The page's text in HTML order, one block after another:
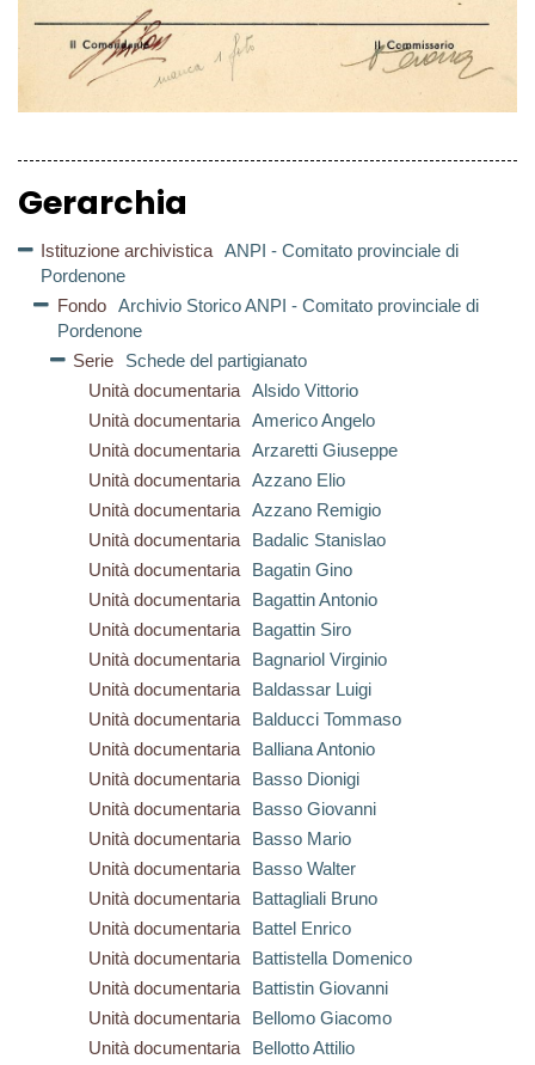
Gerarchia
Istituzione archivistica
ANPI - Comitato provinciale di
Pordenone
Fondo
Archivio Storico ANPI - Comitato provinciale di
Pordenone
Serie
Schede del partigianato
Unità documentaria
Alsido Vittorio
Unità documentaria
Americo Angelo
Unità documentaria
Arzaretti Giuseppe
Unità documentaria
Azzano Elio
Unità documentaria
Azzano Remigio
Unità documentaria
Badalic Stanislao
Unità documentaria
Bagatin Gino
Unità documentaria
Bagattin Antonio
Unità documentaria
Bagattin Siro
Unità documentaria
Bagnariol Virginio
Unità documentaria
Baldassar Luigi
Unità documentaria
Balducci Tommaso
Unità documentaria
Balliana Antonio
Unità documentaria
Basso Dionigi
Unità documentaria
Basso Giovanni
Unità documentaria
Basso Mario
Unità documentaria
Basso Walter
Unità documentaria
Battagliali Bruno
Unità documentaria
Battel Enrico
Unità documentaria
Battistella Domenico
Unità documentaria
Battistin Giovanni
Unità documentaria
Bellomo Giacomo
Unità documentaria
Bellotto Attilio